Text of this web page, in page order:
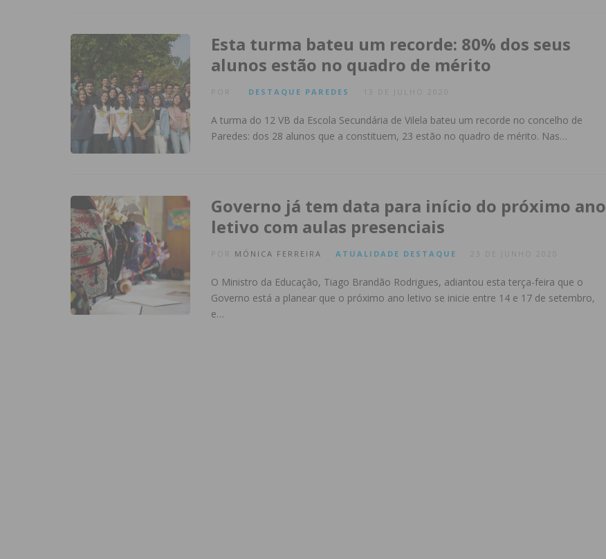
Esta turma bateu um recorde: 80% dos seus
alunos estão no quadro de mérito
DESTAQUE PAREDES
A turma do 12 VB da Escola Secundária de Vilela bateu um recorde no concelho de
Paredes: dos 28 alunos que a constituem, 23 estão no quadro de mérito. Nas…
Governo já tem data para início do próximo ano
letivo com aulas presenciais
MÓNICA FERREIRA ATUALIDADE DESTAQUE
O Ministro da Educação, Tiago Brandão Rodrigues, adiantou esta terça-feira que o
Governo está a planear que o próximo ano letivo se inicie entre 14 e 17 de setembro,
e…